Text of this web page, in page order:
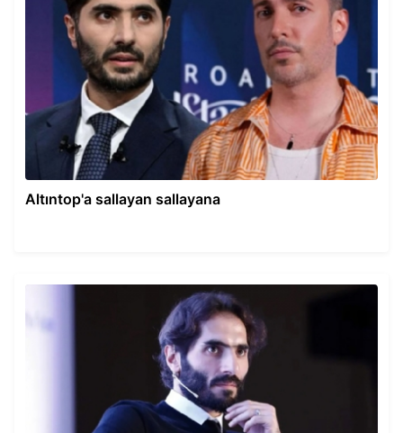
Altıntop'a sallayan sallayana